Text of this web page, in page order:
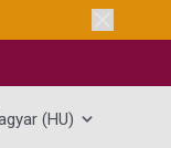
(HU)